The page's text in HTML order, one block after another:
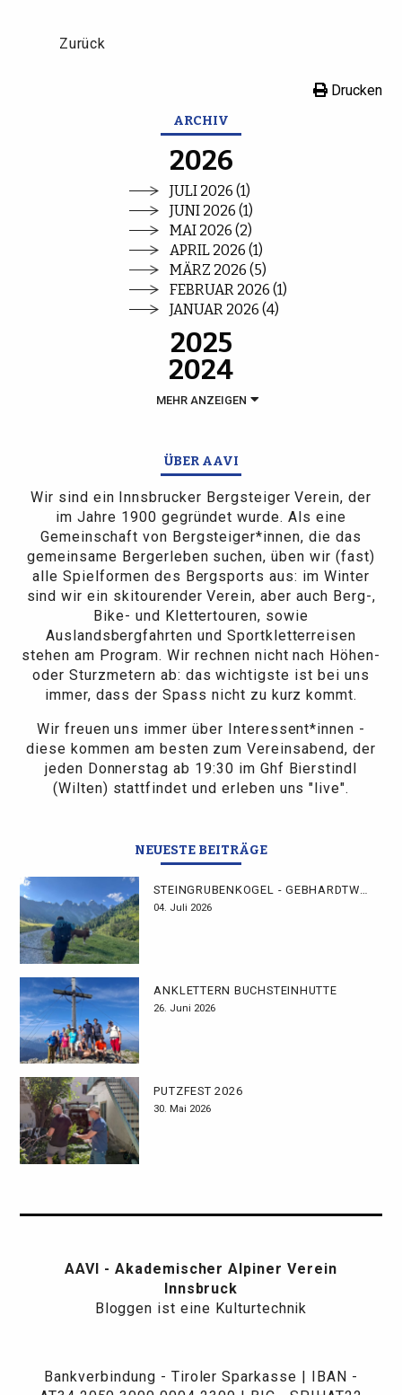
Zurück
Drucken
ARCHIV
2026
JULI 2026 (1)
JUNI 2026 (1)
MAI 2026 (2)
APRIL 2026 (1)
MÄRZ 2026 (5)
FEBRUAR 2026 (1)
JANUAR 2026 (4)
2025
2024
MEHR ANZEIGEN
ÜBER AAVI
Wir sind ein Innsbrucker Bergsteiger Verein, der
im Jahre 1900 gegründet wurde. Als eine
Gemeinschaft von Bergsteiger*innen, die das
gemeinsame Bergerleben suchen, üben wir (fast)
alle Spielformen des Bergsports aus: im Winter
sind wir ein skitourender Verein, aber auch Berg-,
Bike- und Klettertouren, sowie
Auslandsbergfahrten und Sportkletterreisen
stehen am Program. Wir rechnen nicht nach Höhen-
oder Sturzmetern ab: das wichtigste ist bei uns
immer, dass der Spass nicht zu kurz kommt.
Wir freuen uns immer über Interessent*innen -
diese kommen am besten zum Vereinsabend, der
jeden Donnerstag ab 19:30 im Ghf Bierstindl
(Wilten) stattfindet und erleben uns "live".
NEUESTE BEITRÄGE
STEINGRUBENKOGEL - GEBHARDTWEG
04. Juli 2026
ANKLETTERN BUCHSTEINHÜTTE
26. Juni 2026
PUTZFEST 2026
30. Mai 2026
AAVI - Akademischer Alpiner Verein
Innsbruck
Bloggen ist eine Kulturtechnik
Bankverbindung - Tiroler Sparkasse | IBAN -